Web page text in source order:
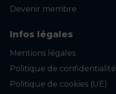
Devenir membre
Infos légales
Mentions légales
Politique de confidentialité
Politique de cookies (UE)